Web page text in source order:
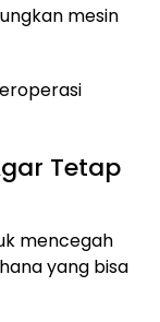
mesin
Tetap
mencegah
yang bisa